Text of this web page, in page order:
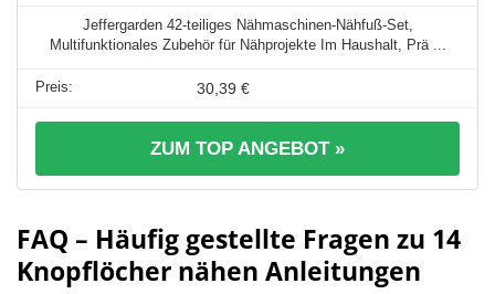
Jeffergarden 42-teiliges Nähmaschinen-Nähfuß-Set,
Multifunktionales Zubehör für Nähprojekte Im Haushalt, Prä ...
30,39 €
ZUM TOP ANGEBOT »
FAQ – Häufig gestellte Fragen zu 14
Knopflöcher nähen Anleitungen